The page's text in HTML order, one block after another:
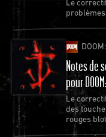
“Miss Donna est
moi,” déclare Tim
ans avec Miss
Le
Notes de
pour
Le
des
rouges
plus